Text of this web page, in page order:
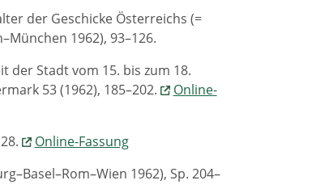
der Geschicke Österreichs (=
1962), 93–126.
der Stadt vom 15. bis zum 18.
53 (1962), 185–202.
Online-
Online-Fassung
1962), Sp. 204–